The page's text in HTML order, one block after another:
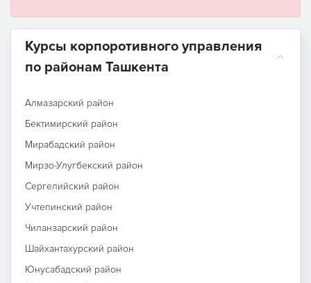
Курсы корпоротивного управления
по районам Ташкента
Алмазарский район
Бектимирский район
Мирабадский район
Мирзо-Улугбекский район
Сергелийский район
Учтепинский район
Чиланзарский район
Шайхантахурский район
Юнусабадский район